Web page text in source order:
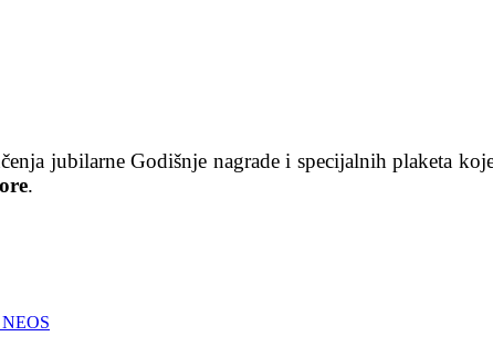
jubilarne Godišnje nagrade i specijalnih plaketa
.
NEOS